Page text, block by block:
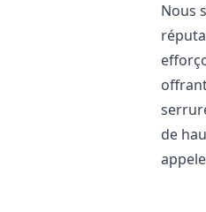
Nous
de